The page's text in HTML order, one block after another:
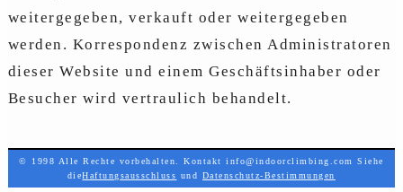
weitergegeben, verkauft oder weitergegeben
werden. Korrespondenz zwischen Administratoren
dieser Website und einem Geschäftsinhaber oder
Besucher wird vertraulich behandelt.
© 1998 Alle Rechte vorbehalten. Kontakt info@indoorclimbing.com Siehe
dieHaftungsausschluss und Datenschutz-Bestimmungen